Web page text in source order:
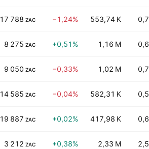
17 788 ZAC −1,24% 553,74 K
8 275 ZAC +0,51% 1,16 M
9 050 ZAC −0,33% 1,02 M
14 585 ZAC −0,04% 582,31 K
19 887 ZAC +0,02% 417,98 K
3 212 ZAC +0,38% 2,33 M